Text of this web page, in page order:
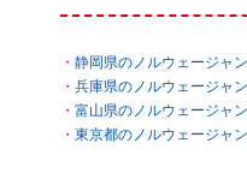
静岡県のノルウェージャ
兵庫県のノルウェージャ
富山県のノルウェージャ
東京都のノルウェージャ